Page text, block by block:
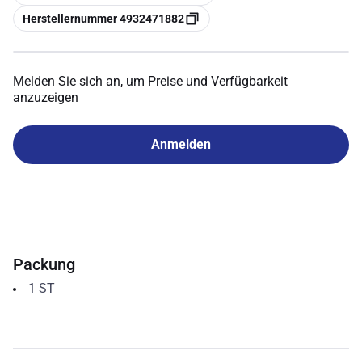
Kopieren
Herstellernummer 4932471882
Melden Sie sich an, um Preise und Verfügbarkeit
anzuzeigen
Anmelden
Packung
1 ST